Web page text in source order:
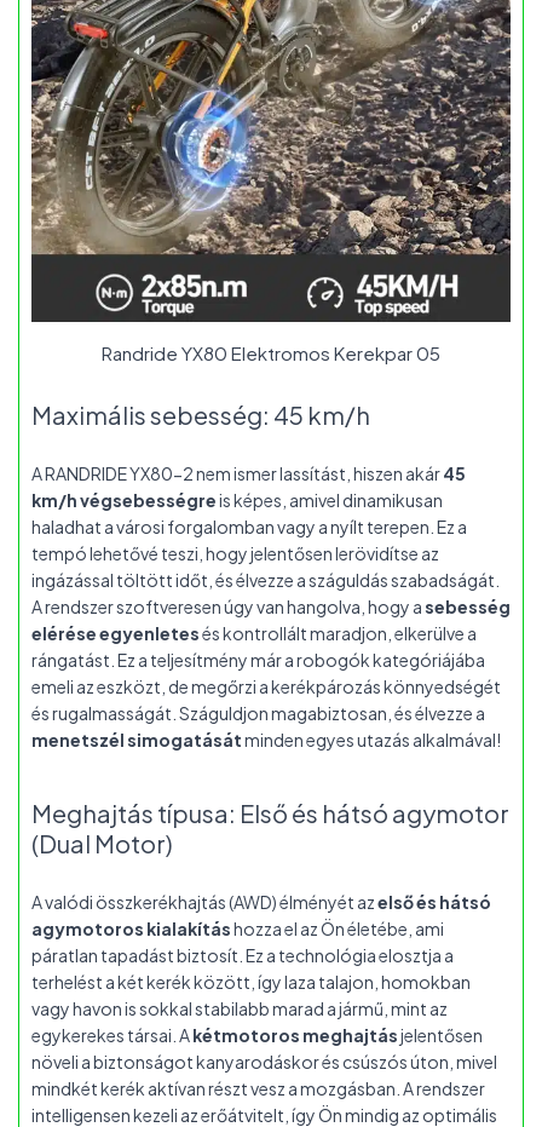
Randride YX80 Elektromos Kerekpar 05
Maximális sebesség: 45 km/h
A RANDRIDE YX80-2 nem ismer lassítást, hiszen akár45
km/h végsebességreis képes, amivel dinamikusan
haladhat a városi forgalomban vagy a nyílt terepen. Ez a
tempó lehetővé teszi, hogy jelentősen lerövidítse az
ingázással töltött időt, és élvezze a száguldás szabadságát.
A rendszer szoftveresen úgy van hangolva, hogy asebesség
elérése egyenletesés kontrollált maradjon, elkerülve a
rángatást. Ez a teljesítmény már a robogók kategóriájába
emeli az eszközt, de megőrzi a kerékpározás könnyedségét
és rugalmasságát. Száguldjon magabiztosan, és élvezze a
menetszél simogatásátminden egyes utazás alkalmával!
Meghajtás típusa: Első és hátsó agymotor
(Dual Motor)
A valódi összkerékhajtás (AWD) élményét azelső és hátsó
agymotoros kialakításhozza el az Ön életébe, ami
páratlan tapadást biztosít. Ez a technológia elosztja a
terhelést a két kerék között, így laza talajon, homokban
vagy havon is sokkal stabilabb marad a jármű, mint az
egykerekes társai. Akétmotoros meghajtásjelentősen
növeli a biztonságot kanyarodáskor és csúszós úton, mivel
mindkét kerék aktívan részt vesz a mozgásban. A rendszer
intelligensen kezeli az erőátvitelt, így Ön mindig az optimális